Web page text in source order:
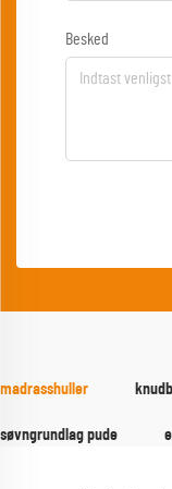
Besked
madrasshuller
søvngrundlag pude